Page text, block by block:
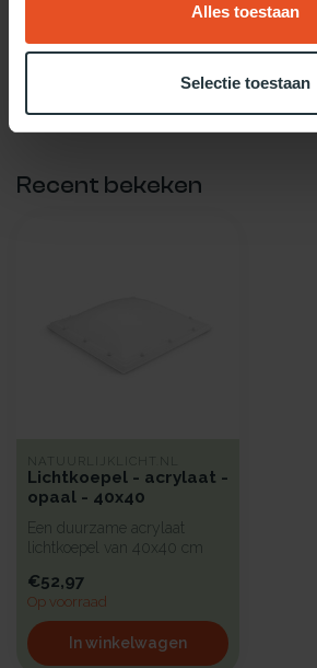
Alles toestaan
Selectie toestaan
Gebruik onze daglicht keuzehulp!
Gebruik dan onze daglicht keuzehulp!
Recent bekeken
NATUURLIJKLICHT.NL
Lichtkoepel - acrylaat -
opaal - 40x40
Een duurzame acrylaat
lichtkoepel van 40x40 cm
bied...
€52,97
Op voorraad
In winkelwagen